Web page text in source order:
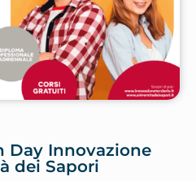
Day Innovazione
dei Sapori